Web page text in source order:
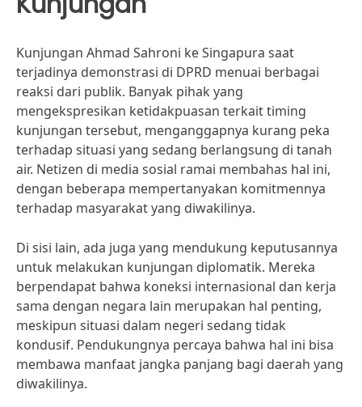
Kunjungan Ahmad Sahroni ke Singapura saat
terjadinya demonstrasi di DPRD menuai berbagai
reaksi dari publik. Banyak pihak yang
mengekspresikan ketidakpuasan terkait timing
kunjungan tersebut, menganggapnya kurang peka
terhadap situasi yang sedang berlangsung di tanah
air. Netizen di media sosial ramai membahas hal ini,
dengan beberapa mempertanyakan komitmennya
terhadap masyarakat yang diwakilinya.
Di sisi lain, ada juga yang mendukung keputusannya
untuk melakukan kunjungan diplomatik. Mereka
berpendapat bahwa koneksi internasional dan kerja
sama dengan negara lain merupakan hal penting,
meskipun situasi dalam negeri sedang tidak
kondusif. Pendukungnya percaya bahwa hal ini bisa
membawa manfaat jangka panjang bagi daerah yang
diwakilinya.